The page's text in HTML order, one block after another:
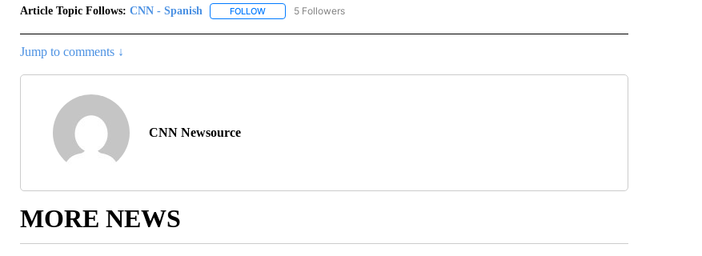
Article Topic Follows: CNN - Spanish FOLLOWFOLLOW "CNN - SPANISH" TO RECEIVE NOTIFICATIONS ABOUT NEW PAGES ON "CNN - SPANISH".
5 Followers
Jump to comments ↓
CNN Newsource
MORE NEWS